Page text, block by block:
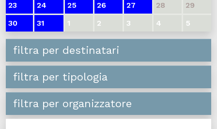
23
24 25 26 27 28
29
30
31 1 2 3 4 5
filtra per destinatari
filtra per tipologia
filtra per organizzatore